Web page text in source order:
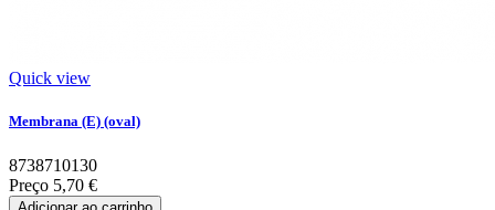
Quick view
Membrana (E) (oval)
8738710130
Preço 5,70 €